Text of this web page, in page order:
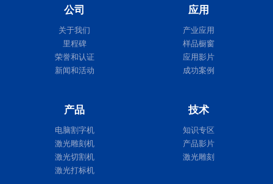
公司
关于我们
里程碑
荣誉和认证
新闻和活动
应用
产业应用
样品橱窗
应用影片
成功案例
产品
电脑割字机
激光雕刻机
激光切割机
激光打标机
技术
知识专区
产品影片
激光雕刻